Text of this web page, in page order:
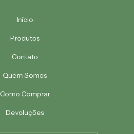
Início
Produtos
Contato
Quem Somos
Como Comprar
Devoluções